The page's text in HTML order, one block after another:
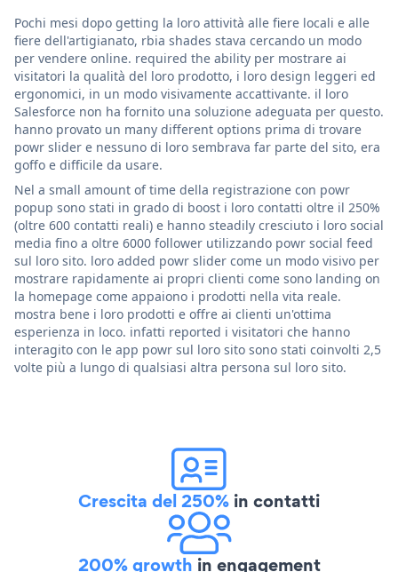
Pochi mesi dopo getting la loro attività alle fiere locali e alle
fiere dell'artigianato, rbia shades stava cercando un modo
per vendere online. required the ability per mostrare ai
visitatori la qualità del loro prodotto, i loro design leggeri ed
ergonomici, in un modo visivamente accattivante. il loro
Salesforce non ha fornito una soluzione adeguata per questo.
hanno provato un many different options prima di trovare
powr slider e nessuno di loro sembrava far parte del sito, era
goffo e difficile da usare.
Nel a small amount of time della registrazione con powr
popup sono stati in grado di boost i loro contatti oltre il 250%
(oltre 600 contatti reali) e hanno steadily cresciuto i loro social
media fino a oltre 6000 follower utilizzando powr social feed
sul loro sito. loro added powr slider come un modo visivo per
mostrare rapidamente ai propri clienti come sono landing on
la homepage come appaiono i prodotti nella vita reale.
mostra bene i loro prodotti e offre ai clienti un'ottima
esperienza in loco. infatti reported i visitatori che hanno
interagito con le app powr sul loro sito sono stati coinvolti 2,5
volte più a lungo di qualsiasi altra persona sul loro sito.
Crescita del 250% in contatti
200% growth in engagement